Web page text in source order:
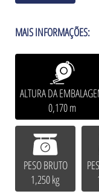
MAIS INFORMAÇÕES:
ALTURA DA
0,170 m
PESO BRUTO
1,250 kg